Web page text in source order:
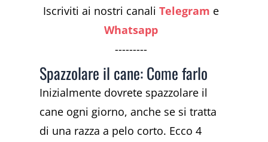
Iscriviti ai nostri canaliTelegram e
Whatsapp
---------
Spazzolare il cane: Come farlo
Inizialmente dovrete spazzolare il
cane ogni giorno, anche se si tratta
di una razza a pelo corto. Ecco 4